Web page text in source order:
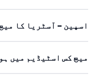
اسپین – آسٹریا کا
میچ کس اسٹیڈیم میں